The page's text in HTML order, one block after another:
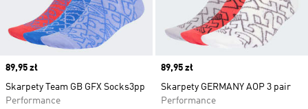
Price
89,95 zł
Skarpety Team GB GFX Socks3pp
Performance
Price
89,95 zł
Skarpety GERMANY AOP 3 pair
Performance